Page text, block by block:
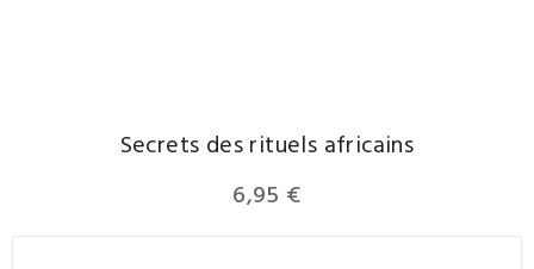
Secrets des rituels africains
6,95 €